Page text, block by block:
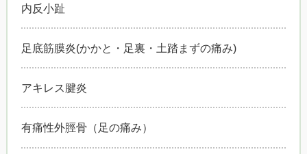
内反小趾
足底筋膜炎(かかと・足裏・土踏まずの痛み)
アキレス腱炎
有痛性外脛骨（足の痛み）